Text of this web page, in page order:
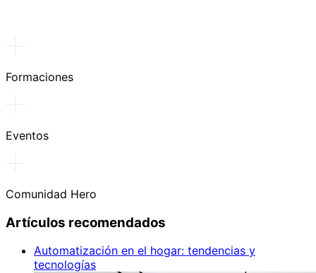
Formaciones
Eventos
Comunidad Hero
Artículos recomendados
Automatización en el hogar: tendencias y
tecnologías